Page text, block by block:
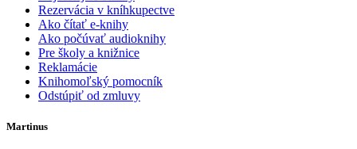
Rezervácia v kníhkupectve
Ako čítať e-knihy
Ako počúvať audioknihy
Pre školy a knižnice
Reklamácie
Knihomoľský pomocník
Odstúpiť od zmluvy
Martinus